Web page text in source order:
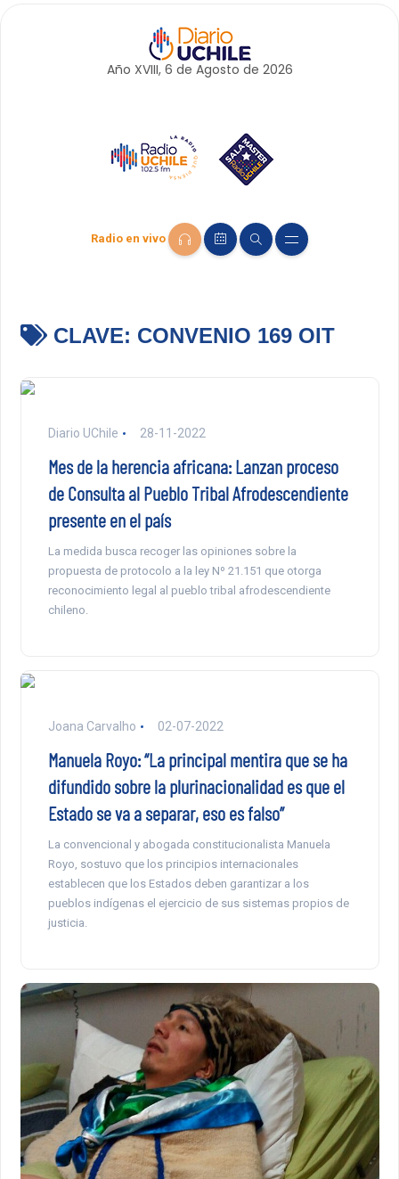
Año XVIII, 6 de Agosto de 2026
Radio en vivo
CLAVE: CONVENIO 169 OIT
Diario UChile 28-11-2022
Mes de la herencia africana: Lanzan proceso
de Consulta al Pueblo Tribal Afrodescendiente
presente en el país
La medida busca recoger las opiniones sobre la
propuesta de protocolo a la ley Nº 21.151 que otorga
reconocimiento legal al pueblo tribal afrodescendiente
chileno.
Joana Carvalho 02-07-2022
Manuela Royo: “La principal mentira que se ha
difundido sobre la plurinacionalidad es que el
Estado se va a separar, eso es falso”
La convencional y abogada constitucionalista Manuela
Royo, sostuvo que los principios internacionales
establecen que los Estados deben garantizar a los
pueblos indígenas el ejercicio de sus sistemas propios de
justicia.